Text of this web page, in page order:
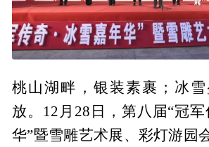
桃山湖畔，银装素裹；冰
放。12月28日，第八届“冠
华”暨雪雕艺术展、彩灯游园